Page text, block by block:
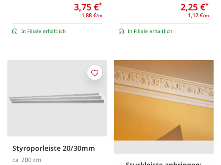
3,75 €*
1,88 €/m
In Filiale erhältlich
2,25 €*
1,12 €/m
In Filiale erhältlich
Styroporleiste 20/30mm
ca. 200 cm
Merken